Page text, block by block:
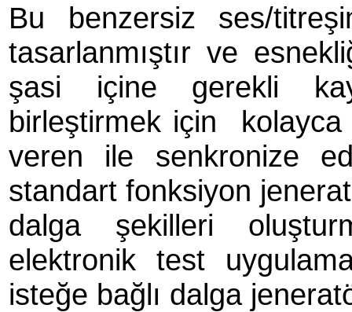
Bu benzersiz ses/
tasarlanmıştır ve
şasi içine gerekli
birleştirmek için kolayca
veren ile senkronize
standart fonksiyon
dalga şekilleri
elektronik test
isteğe bağlı dalga